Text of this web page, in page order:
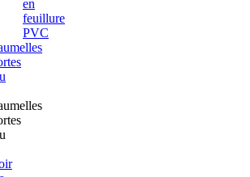
en
feuillure
PVC